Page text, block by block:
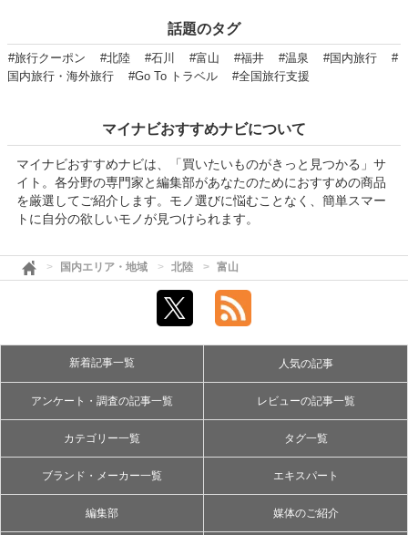
話題のタグ
#旅行クーポン #北陸 #石川 #富山 #福井 #温泉 #国内旅行
#
国内旅行・海外旅行
#Go To トラベル #全国旅行支援
マイナビおすすめナビについて
マイナビおすすめナビは、「買いたいものがきっと見つかる」サ
イト。各分野の専門家と編集部があなたのためにおすすめの商品
を厳選してご紹介します。モノ選びに悩むことなく、簡単スマー
トに自分の欲しいモノが見つけられます。
国内エリア・地域 北陸 富山
新着記事一覧 人気の記事
アンケート・調査の記事一覧 レビューの記事一覧
カテゴリー一覧 タグ一覧
ブランド・メーカー一覧 エキスパート
編集部 媒体のご紹介